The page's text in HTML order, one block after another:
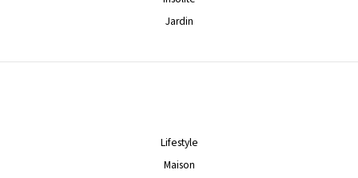
Jardin
Lifestyle
Maison